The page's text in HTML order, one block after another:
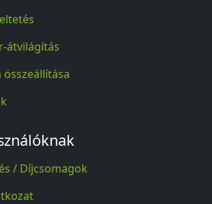
átvilágítás
összeállítása
/ Díjcsomagok